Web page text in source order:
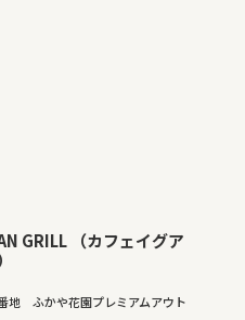
GRILL （カフェイグア
地 ふかや花園プレミアムアウト